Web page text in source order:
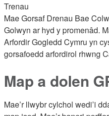
Trenau
Mae Gorsaf Drenau Bae
Golwyn ar hyd y promenâd.
Arfordir Gogledd Cymru yn
gorsafoedd arfordirol rhwng
Map a dolen
Mae’r llwybr cylchol wedi’i